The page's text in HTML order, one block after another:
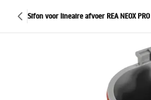
Sifon voor lineaire afvoer REA NEOX PRO